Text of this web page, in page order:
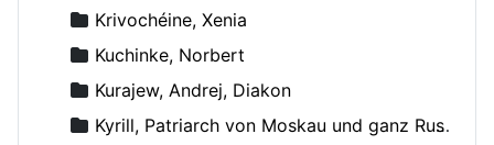
Krivochéine, Xenia
Kuchinke, Norbert
Kurajew, Andrej, Diakon
Kyrill, Patriarch von Moskau und ganz Russland